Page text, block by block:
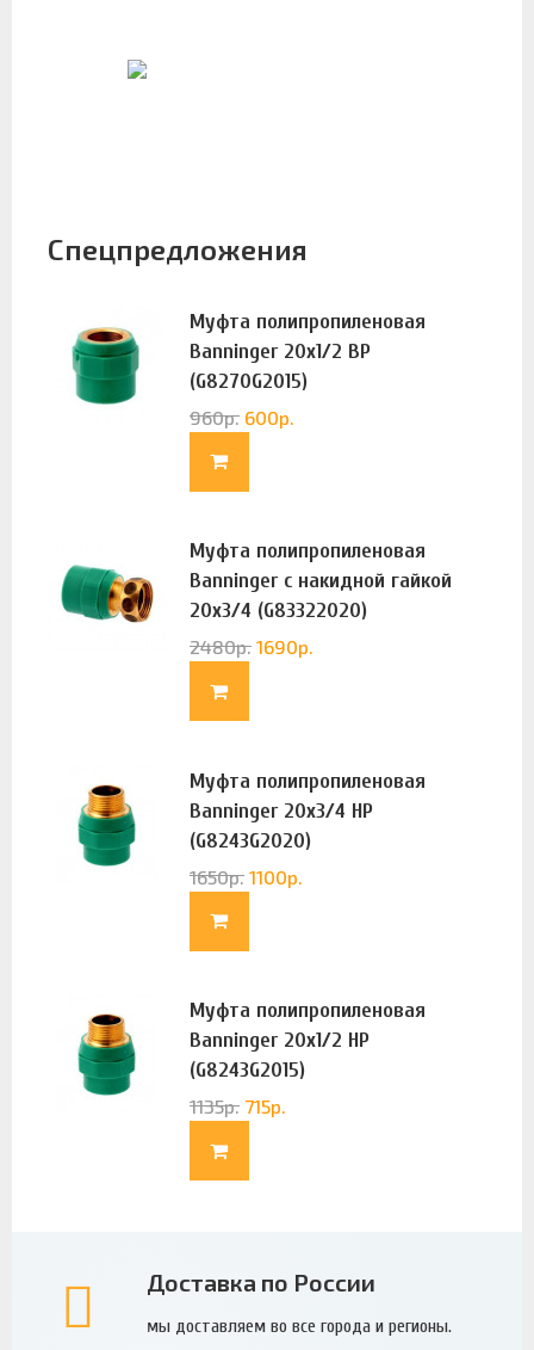
Спецпредложения
Муфта полипропиленовая
Banninger 20х1/2 ВР
(G8270G2015)
960р. 600р.
Муфта полипропиленовая
Banninger с накидной гайкой
20х3/4 (G83322020)
2480р. 1690р.
Муфта полипропиленовая
Banninger 20х3/4 НР
(G8243G2020)
1650р. 1100р.
Муфта полипропиленовая
Banninger 20х1/2 НР
(G8243G2015)
1135р. 715р.
Доставка по России
мы доставляем во все города и регионы.